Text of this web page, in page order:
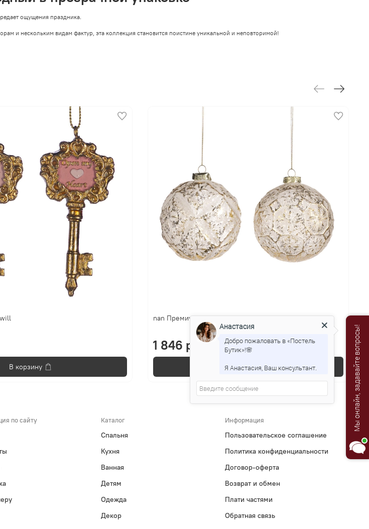
ощущения праздника.
и нескольким видам фактур, эта коллекция становится поистине уникальной и неповторимой!
В корзину
nan Премиум Goodwill
1 846 р.
В корзину
по сайту Каталог
Спальня
Кухня
Ванная
Детям
Одежда
Декор
Информация
Пользовательское соглашение
Политика конфиденциальности
Договор-оферта
Возврат и обмен
Плати частями
Обратная связь
Мы онлайн, задавайте вопросы!
Анастасия
Добро пожаловать в «Постель
Бутик»!🌸
Я Анастасия, Ваш консультант.